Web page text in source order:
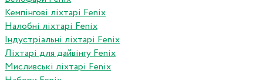
Кемпінгові ліхтарі Fenix
Налобні ліхтарі Fenix
Індустріальні ліхтарі Fenix
Ліхтарі для дайвінгу Fenix
Мисливські ліхтарі Fenix